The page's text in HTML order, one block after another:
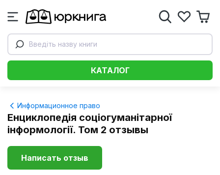
Введіть назву книги
КАТАЛОГ
Информационное право
Енциклопедія соціогуманітарної
інформології. Том 2 отзывы